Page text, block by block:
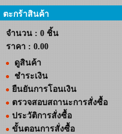
ตะกร้าสินค้า
จำนวน : 0 ชิ้น
ราคา : 0.00
ดูสินค้า
ชำระเงิน
ยืนยันการโอนเงิน
ตรวจสอบสถานะการสั่งซื้อ
ประวัติการสั่งซื้อ
ขั้นตอนการสั่งซื้อ